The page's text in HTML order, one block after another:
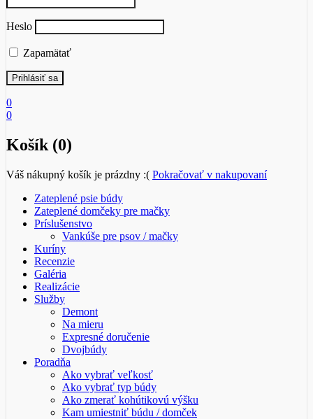
Heslo
Zapamätať
0
0
Košík (0)
Váš nákupný košík je prázdny :( Pokračovať v nakupovaní
Zateplené psie búdy
Zateplené domčeky pre mačky
Príslušenstvo
Vankúše pre psov / mačky
Kuríny
Recenzie
Galéria
Realizácie
Služby
Demont
Na mieru
Expresné doručenie
Dvojbúdy
Poradňa
Ako vybrať veľkosť
Ako vybrať typ búdy
Ako zmerať kohútikovú výšku
Kam umiestniť búdu / domček